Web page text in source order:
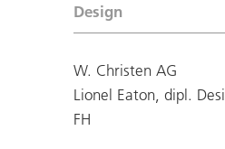
Design
W. Christen AG
Lionel Eaton, dipl.
FH